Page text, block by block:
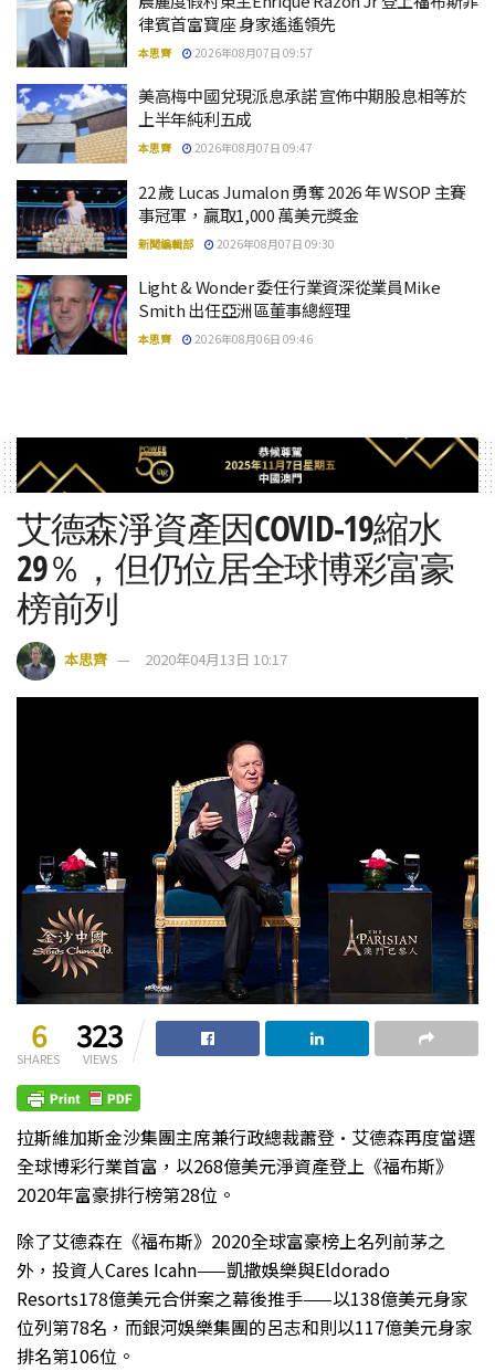
律賓首富寶座 身家遙遙領先
本思齊 2026年08月07日 09:57
美高梅中國兌現派息承諾 宣佈中期股息相等於
上半年純利五成
本思齊 2026年08月07日 09:47
22 歲 Lucas Jumalon 勇奪 2026 年 WSOP 主賽
事冠軍，贏取1,000 萬美元獎金
新聞編輯部 2026年08月07日 09:30
Light & Wonder 委任行業資深從業員Mike
Smith 出任亞洲區董事總經理
本思齊 2026年08月06日 09:46
艾德森淨資產因COVID-19縮水
29％，但仍位居全球博彩富豪
榜前列
本思齊 2020年04月13日 10:17
6
SHARES
323
VIEWS
拉斯維加斯金沙集團主席兼行政總裁蕭登·艾德森再度當選
全球博彩行業首富，以268億美元淨資產登上《福布斯》
2020年富豪排行榜第28位。
除了艾德森在《福布斯》2020全球富豪榜上名列前茅之
外，投資人Cares Icahn——凱撒娛樂與Eldorado
Resorts178億美元合併案之幕後推手——以138億美元身家
位列第78名，而銀河娛樂集團的呂志和則以117億美元身家
排名第106位。